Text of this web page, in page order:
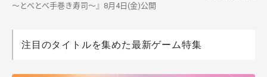
～とべとべ手巻き寿司～』8月4日(金)公開
注目のタイトルを集めた最新ゲーム特集